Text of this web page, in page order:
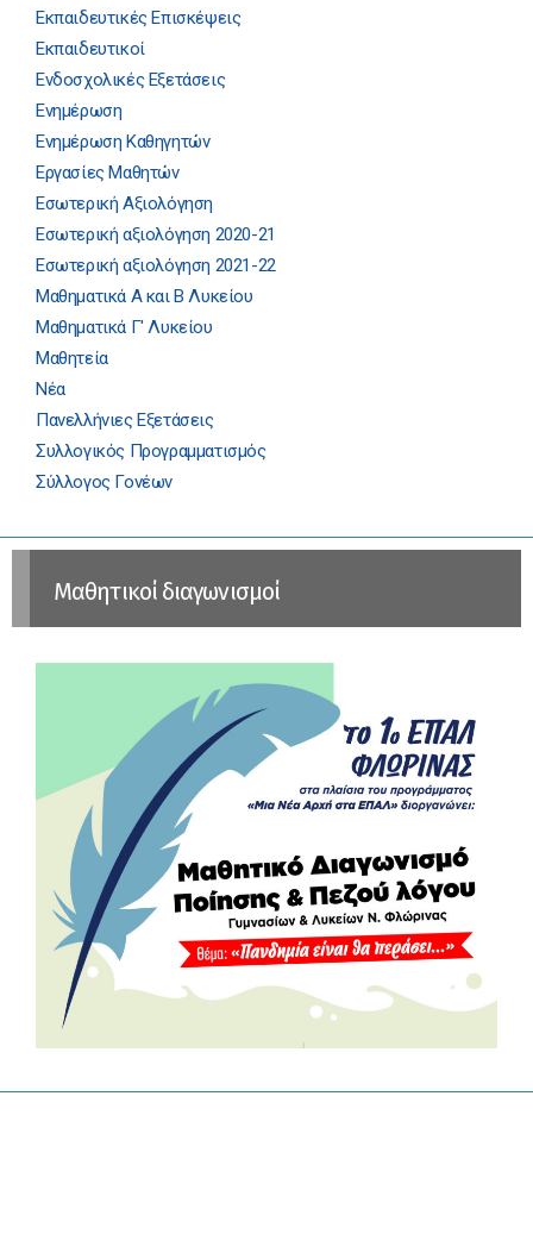
Εκπαιδευτικές Επισκέψεις
Εκπαιδευτικοί
Ενδοσχολικές Εξετάσεις
Ενημέρωση
Ενημέρωση Καθηγητών
Εργασίες Μαθητών
Εσωτερική Αξιολόγηση
Εσωτερική αξιολόγηση 2020-21
Εσωτερική αξιολόγηση 2021-22
Μαθηματικά Α και Β Λυκείου
Μαθηματικά Γ' Λυκείου
Μαθητεία
Νέα
Πανελλήνιες Εξετάσεις
Συλλογικός Προγραμματισμός
Σύλλογος Γονέων
Μαθητικοί διαγωνισμοί